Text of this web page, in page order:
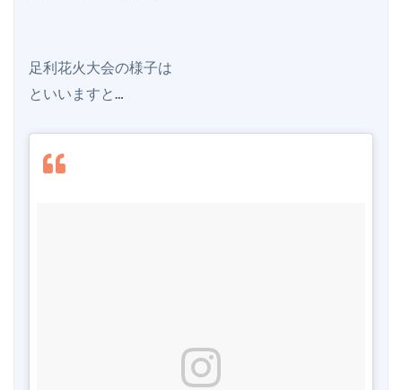
足利花火大会の様子は
といいますと…